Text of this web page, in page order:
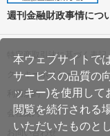
本ウェブサイトで
サービスの品質の
ッキー)を使用し
閲覧を続行される
いただいたものと
週刊金融財政事情につ
特定商取引法に基づく表記
クッキーポリシー
利用規約
会社案内
お問い合わせ